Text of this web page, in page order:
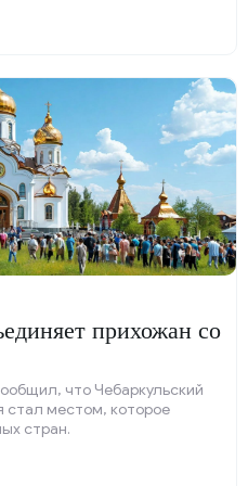
прихожан со
что Чебаркульский
стал местом, которое
стран.